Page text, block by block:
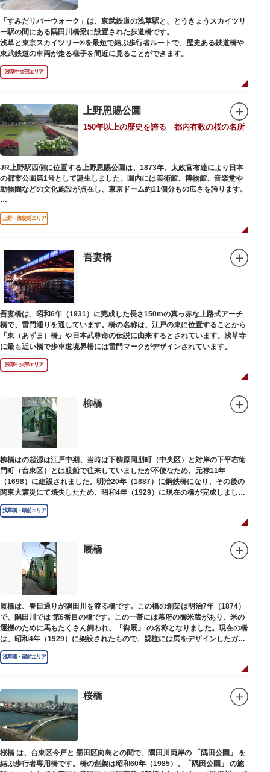
かくなら水上バスに乗船して、優雅に観察してみてはいかがでしょうか。
「すみだリバーウォーク」は、東武鉄道の浅草駅と、とうきょうスカイツリ
ー駅の間にある隅田川橋梁に設置された歩道橋です。
浅草と東京スカイツリー®を最短で結ぶ歩行者ルートで、歴史ある鉄道橋や
東武鉄道の車両が走る様子を間近に見ることができます。
浅草中央部エリア
上野恩賜公園
150年以上の歴史を誇る 都内有数の桜の名所
JR上野駅西側に位置する上野恩賜公園は、1873年、太政官布達により日本
の都市公園第1号として誕生しました。園内には美術館、博物館、音楽堂や
動物園などの文化施設が点在し、東京ドーム約11個分もの広さを誇ります。
ソメイヨシノやヤマザクラなど約1,200本の桜が植えられた園内は、桜の名
所としても有名。シーズンにはライトアップされた夜桜が一層風情を添え、
例年延べ330万人近い人出となります。不忍池（しのばずのいけ）は江戸時
ので、バードウォッチングを楽しむ人の姿も見られるスポットです。
美術館や博物館で国内外の芸術作品や文化・自然科学に触れたり、歴史の薫
りを感じながら史跡巡りを楽しんではいかがでしょうか。1日では見てまわ
りきれないほどの魅力にあふれた公園です。
上野・御徒町エリア
吾妻橋
吾妻橋は、昭和6年（1931）に完成した長さ150mの真っ赤な上路式アーチ
橋で、雷門通りを通しています。橋の名称は、江戸の東に位置することから
「東（あずま）橋」や日本武尊命の伝説に由来するとされています。浅草寺
に最も近い橋で歩車道境界柵には雷門マークがデザインされています。
浅草中央部エリア
柳橋
柳橋はの起源は江戸中期、当時は下柳原同朋町（中央区）と対岸の下平右衛
門町（台東区）とは渡船で往来していましたが不便なため、元禄11年
（1698）に建設されました。明治20年（1887）に鋼鉄橋になり、その後の
関東大震災にて焼失したため、昭和4年（1929）に現在の橋が完成しまし
た。
浅草橋・蔵前エリア
厩橋
厩橋は、春日通りが隅田川を渡る橋です。この橋の創架は明治7年（1874）
で、隅田川では 第6番目の橋です。この一帯には幕府の御米蔵があり、米の
運搬のために馬もたくさん飼われ、「御厩」 の名称となりました。現在の橋
は、昭和4年（1929）に架設されたもので、親柱には馬をデザインしたガラ
ス細工が組み込まれています。
浅草橋・蔵前エリア
桜橋
桜橋 は、台東区今戸と 墨田区向島との間で、隅田川両岸の 「隅田公園」 を
結ぶ歩行者専用橋です。橋の創架は昭和60年（1985）、「隅田公園」 の施